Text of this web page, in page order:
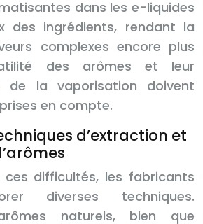
dans les e-liquides
des ingrédients, rendant la
complexes encore plus
des arômes et leur
de la vaporisation doivent
en compte.
d’extraction et
ces difficultés, les fabricants
diverses techniques.
naturels, bien que